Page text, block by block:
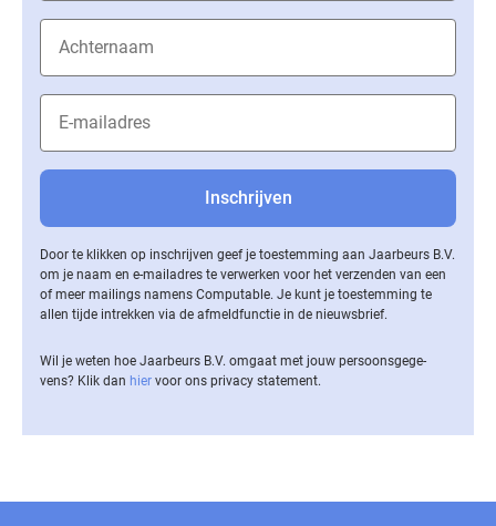
Door te klikken op inschrijven geef je toestemming aan Jaarbeurs B.V.
om je naam en e-mailadres te verwerken voor het verzenden van een
of meer mailings namens Computable. Je kunt je toestemming te
allen tijde intrekken via de af­meld­func­tie in de nieuwsbrief.
Wil je weten hoe Jaarbeurs B.V. omgaat met jouw per­soons­ge­ge­
vens? Klik dan hier voor ons privacy statement.